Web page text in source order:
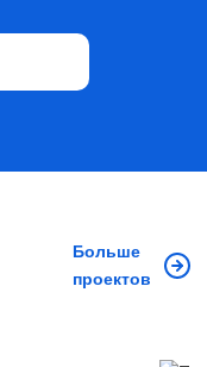
Больше
проектов